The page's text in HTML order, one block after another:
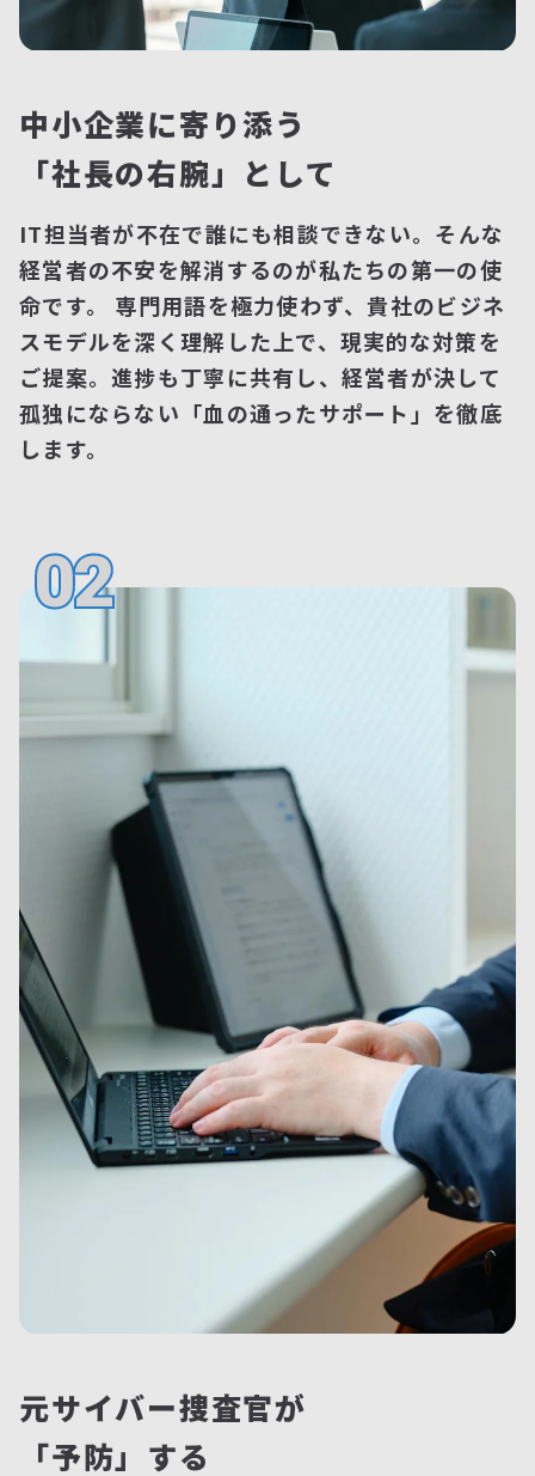
中小企業に寄り添う
「社長の右腕」として
IT担当者が不在で誰にも相談できない。そんな
経営者の不安を解消するのが私たちの第一の使
命です。 専門用語を極力使わず、貴社のビジネ
スモデルを深く理解した上で、現実的な対策を
ご提案。進捗も丁寧に共有し、経営者が決して
孤独にならない「血の通ったサポート」を徹底
します。
02
02
元サイバー捜査官が
「予防」する